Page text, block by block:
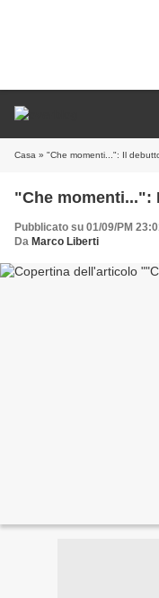
Casa » "Che momenti...": Il
"Che momenti...":
Pubblicato su 01/09/PM
Da Marco Liberti